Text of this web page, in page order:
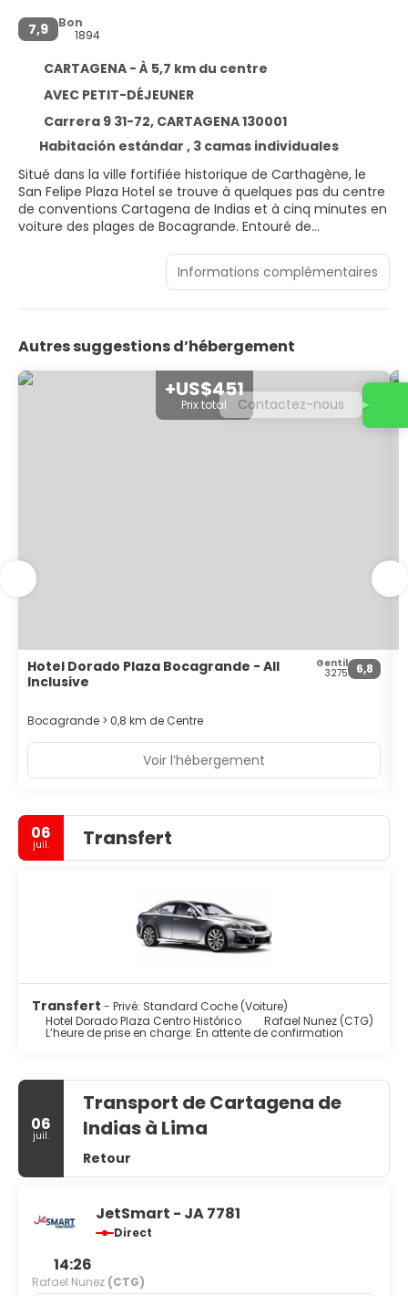
7,9
Bon
1894
CARTAGENA - À 5,7 km du centre
AVEC PETIT-DÉJEUNER
Carrera 9 31-72, CARTAGENA 130001
Habitación estándar , 3 camas individuales
Situé dans la ville fortifiée historique de Carthagène, le
San Felipe Plaza Hotel se trouve à quelques pas du centre
de conventions Cartagena de Indias et à cinq minutes en
voiture des plages de Bocagrande. Entouré de
de boutiques, l'hôtel offre un accès facile à la fois au
quartier historique 'Corralito de Piedras' et au quartier
moderne de Matuna. Les 55 chambres de l'hôtel sont
équipées de la climatisation, de chaînes stéréo, de
profiter des repas sur place au restaurant et pizzeria, qui
internationale. Un service de blanchisserie et un service
d'étage sont disponibles, ainsi que des appels nationaux
et internationaux. Veuillez noter : L'hôtel ne dispose pas
Informations complémentaires
Autres suggestions d’hébergement
+US$451
Prix total
Hotel Dorado Plaza Bocagrande - All
Inclusive
6,8
Gentil
3275
Bocagrande > 0,8 km de Centre
Voir l’hébergement
06
juil. Transfert
Transfert - Privé: Standard Coche (Voiture)
Hotel Dorado Plaza Centro Histórico
Rafael Nunez (CTG)
L’heure de prise en charge: En attente de confirmation
06
juil.
Transport de Cartagena de
Indias à Lima
Retour
JetSmart - JA 7781
Direct
14:26
Rafael Nunez (CTG)
Contactez-nous